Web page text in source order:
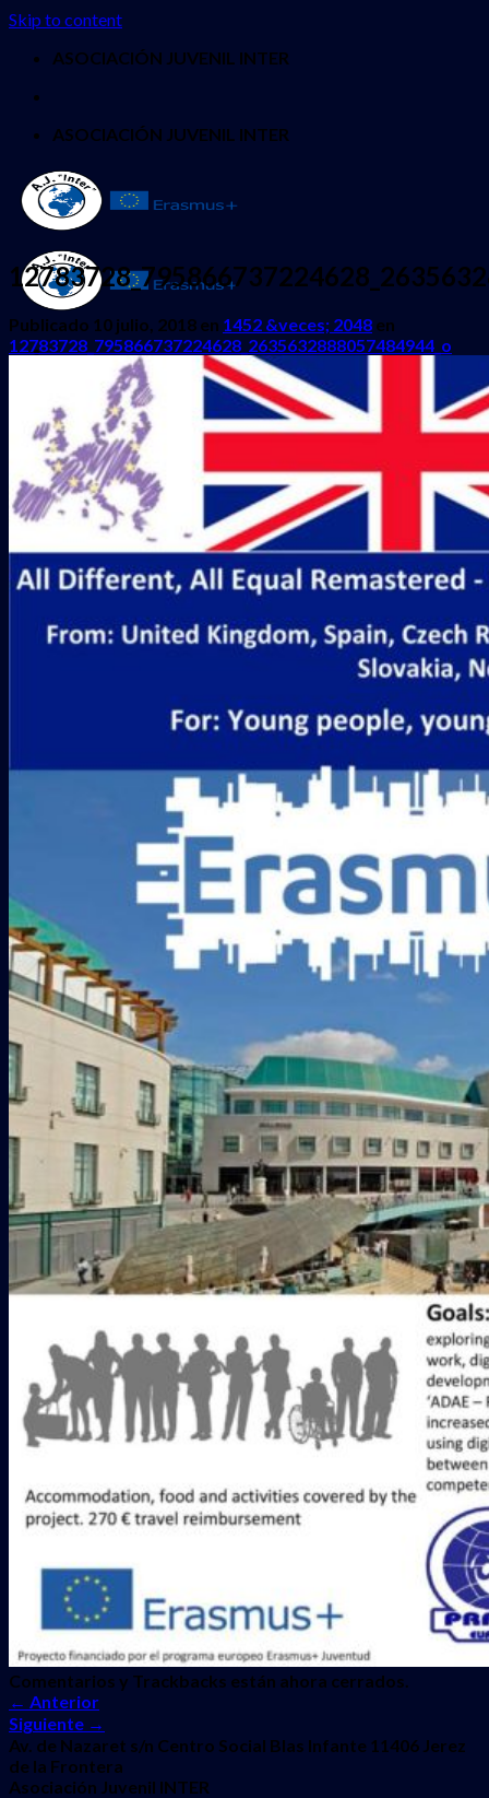
Skip to content
ASOCIACIÓN JUVENIL INTER
ASOCIACIÓN JUVENIL INTER
QUIENES SOMOS
PROYECTOS
Erasmus + Juventud
CES
Galería
COLABORADORES
CONTACTO
Publicado 10 julio, 2018 en 1452 &veces; 2048 en
12783728_795866737224628_2635632888057484944_o
Comentarios y Trackbacks están ahora cerrados.
← Anterior
Siguiente →
Av. de Nazaret s/n Centro Social Blas Infante 11406 Jerez
de la Frontera
Asociación Juvenil INTER